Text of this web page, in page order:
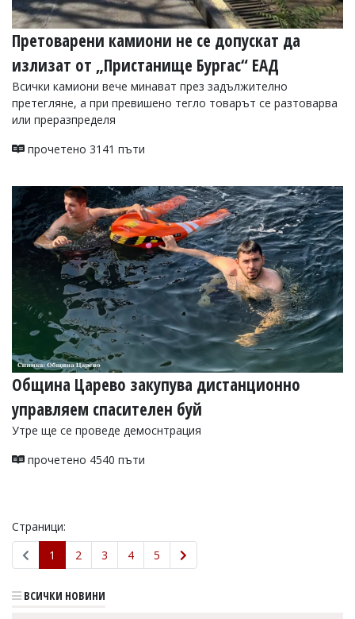
Претоварени камиони не се допускат да
излизат от „Пристанище Бургас“ ЕАД
Всички камиони вече минават през задължително
претегляне, а при превишено тегло товарът се разтоварва
или преразпределя
прочетено 3141 пъти
Община Царево закупува дистанционно
управляем спасителен буй
Утре ще се проведе демоснтрация
прочетено 4540 пъти
Страници:
1
2 3 4 5
ВСИЧКИ НОВИНИ